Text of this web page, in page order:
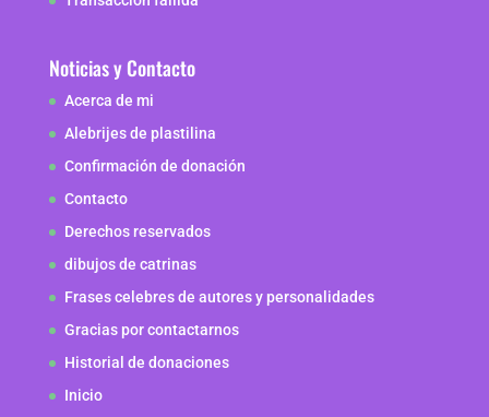
Noticias y Contacto
Acerca de mi
Alebrijes de plastilina
Confirmación de donación
Contacto
Derechos reservados
dibujos de catrinas
Frases celebres de autores y personalidades
Gracias por contactarnos
Historial de donaciones
Inicio